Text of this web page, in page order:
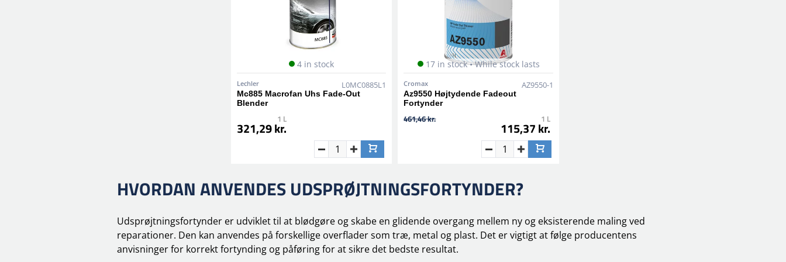
4 in stock
Lechler L0MC0885L1
Mc885 Macrofan Uhs Fade-Out
Blender
1 L
321,29 kr.
17 in stock • While stock lasts
Cromax AZ9550-1
Az9550 Højtydende Fadeout
Fortynder
461,46 kr. 1 L
115,37 kr.
HVORDAN ANVENDES UDSPRØJTNINGSFORTYNDER?
Udsprøjtningsfortynder er udviklet til at blødgøre og skabe en glidende overgang mellem ny og eksisterende maling ved
reparationer. Den kan anvendes på forskellige overflader som træ, metal og plast. Det er vigtigt at følge producentens
anvisninger for korrekt fortynding og påføring for at sikre det bedste resultat.